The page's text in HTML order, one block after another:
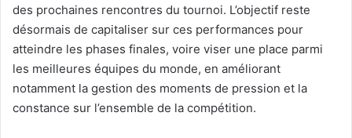
des prochaines rencontres du tournoi. L’objectif reste
désormais de capitaliser sur ces performances pour
atteindre les phases finales, voire viser une place parmi
les meilleures équipes du monde, en améliorant
notamment la gestion des moments de pression et la
constance sur l’ensemble de la compétition.